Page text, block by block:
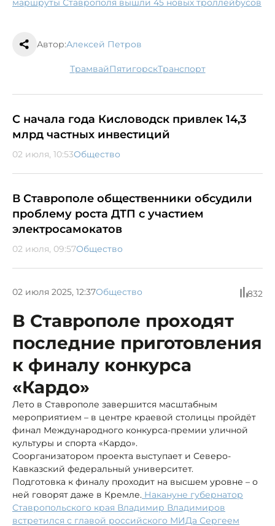
маршруты Ставрополя вышли 45 новых троллейбусов
Автор:Алексей Петров
трамвай Пятигорск транспорт
С начала года Кисловодск привлек 14,3
млрд частных инвестиций
02 июля, 10:53Общество
В Ставрополе общественники обсудили
проблему роста ДТП с участием
электросамокатов
02 июля, 09:57Общество
02 июля 2025, 12:37Общество 832
В Ставрополе проходят
последние приготовления
к финалу конкурса
«Кардо»
Лето в Ставрополе завершится масштабным
мероприятием – в центре краевой столицы пройдёт
финал Международного конкурса-премии уличной
культуры и спорта «Кардо».
Соорганизатором проекта выступает и Северо-
Кавказский федеральный университет.
Подготовка к финалу проходит на высшем уровне – о
ней говорят даже в Кремле. Накануне губернатор
Ставропольского края Владимир Владимиров
встретился с главой российского МИДа Сергеем